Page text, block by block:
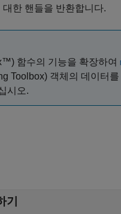
한 핸들을 반환합니다.
함수의 기능을 확장하여
Toolbox) 객체의 데이터
시오.